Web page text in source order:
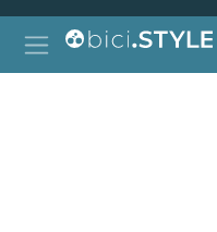
Vai al contenuto
Navigazione principale
Ricerca per: